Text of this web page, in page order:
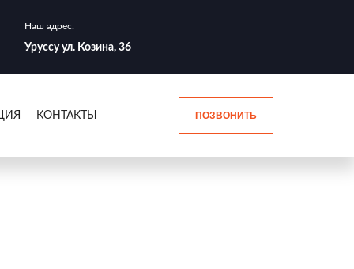
Наш адрес:
Уруссу ул. Козина, 36
КОНТАКТЫ ПОЗВОНИТЬ